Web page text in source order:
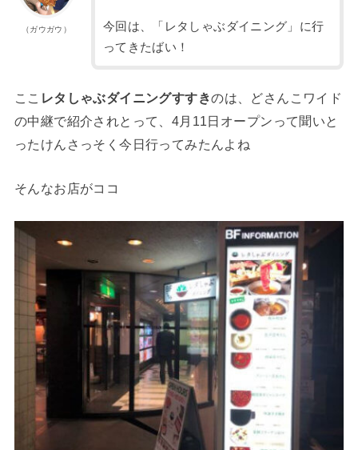
（ガウガウ）
今回は、「レタしゃぶダイニング」に行
ってきたばい！
ここ レタしゃぶダイニングすすきのは、どさんこワイド
の中継で紹介されとって、4月11日オープンって聞いと
ったけんさっそく今日行ってみたんよね
そんなお店がココ